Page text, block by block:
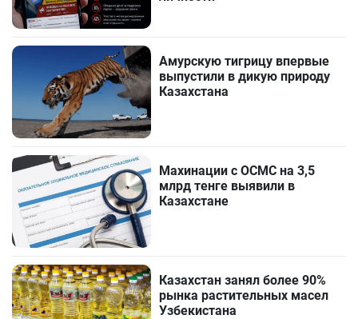
Амурскую тигрицу впервые
выпустили в дикую природу
Казахстана
Махинации с ОСМС на 3,5
млрд тенге выявили в
Казахстане
Казахстан занял более 90%
рынка растительных масел
Узбекистана